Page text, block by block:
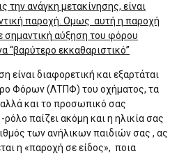
την ανάγκη μετακίνησης, είναι
παροχή. Oμως αυτή η παροχή
σημαντική αύξηση του φόρου
“βαρύτερο εκκαθαριστικό”
είναι διαφορετική και εξαρτάται
Φόρων (ΛΤΠΦ) του οχήματος, τα
και το προσωπικό σας
παίζει ακόμη και η ηλικία σας
των ανήλικων παιδιών σας , ας
η «παροχή σε είδος», ποια